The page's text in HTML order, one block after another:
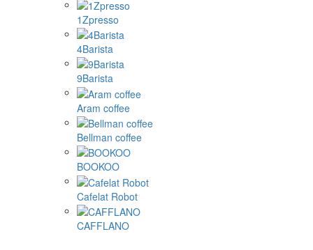
1Zpresso
4Barista
9Barista
Aram coffee
Bellman coffee
BOOKOO
Cafelat Robot
CAFFLANO